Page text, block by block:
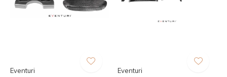
Eventuri Eventuri